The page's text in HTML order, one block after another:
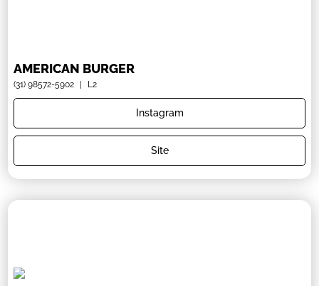
AMERICAN BURGER
(31) 98572-5902 | L2
Instagram
Site